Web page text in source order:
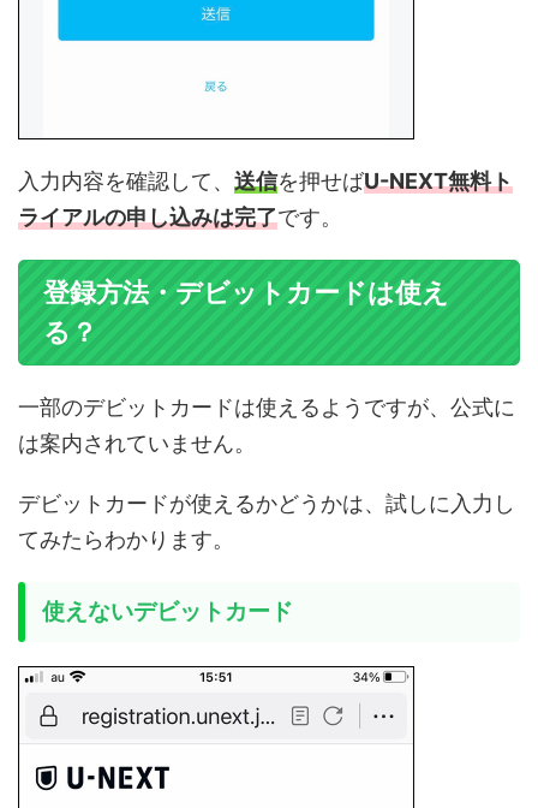
入力内容を確認して、 送信を押せばU-NEXT無料ト
ライアルの申し込みは完了です。
登録方法・デビットカードは使え
る？
一部のデビットカードは使えるようですが、公式に
は案内されていません。
デビットカードが使えるかどうかは、試しに入力し
てみたらわかります。
使えないデビットカード